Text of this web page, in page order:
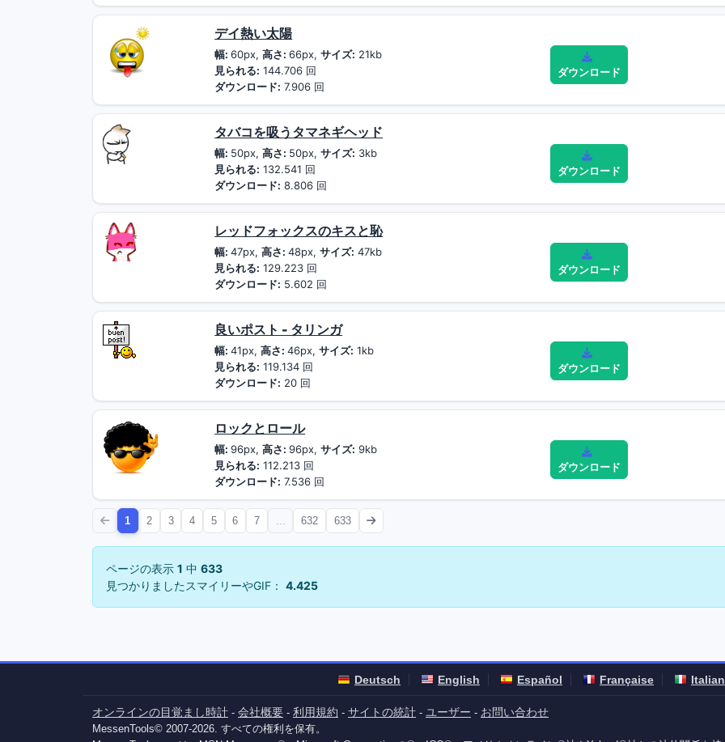
デイ熱い太陽
幅:60px,高さ:66px,サイズ: 21kb
見られる: 144.706 回
ダウンロード: 7.906 回
ダウンロード
タバコを吸うタマネギヘッド
幅: 50px,高さ: 50px,サイズ: 3kb
見られる: 132.541 回
ダウンロード: 8.806 回
ダウンロード
レッドフォックスのキスと恥
幅:47px,高さ:48px,サイズ: 47kb
見られる: 129.223 回
ダウンロード: 5.602 回
ダウンロード
良いポスト - タリンガ
幅:41px,高さ:46px,サイズ: 1kb
見られる: 119.134 回
ダウンロード: 20 回
ダウンロード
ロックとロール
幅:96px,高さ:96px,サイズ: 9kb
見られる: 112.213 回
ダウンロード: 7.536 回
ダウンロード
1 2 3 4 5 6 7 632 633
ページの表示 1 中 633
見つかりましたスマイリーやGIF： 4.425
Deutsch English Español Française
オンラインの目覚まし時計 - 会社概要 - 利用規約 - サイトの統計 - ユーザー - お問い合わせ
MessenTools© 2007-2026. すべての権利を保有。